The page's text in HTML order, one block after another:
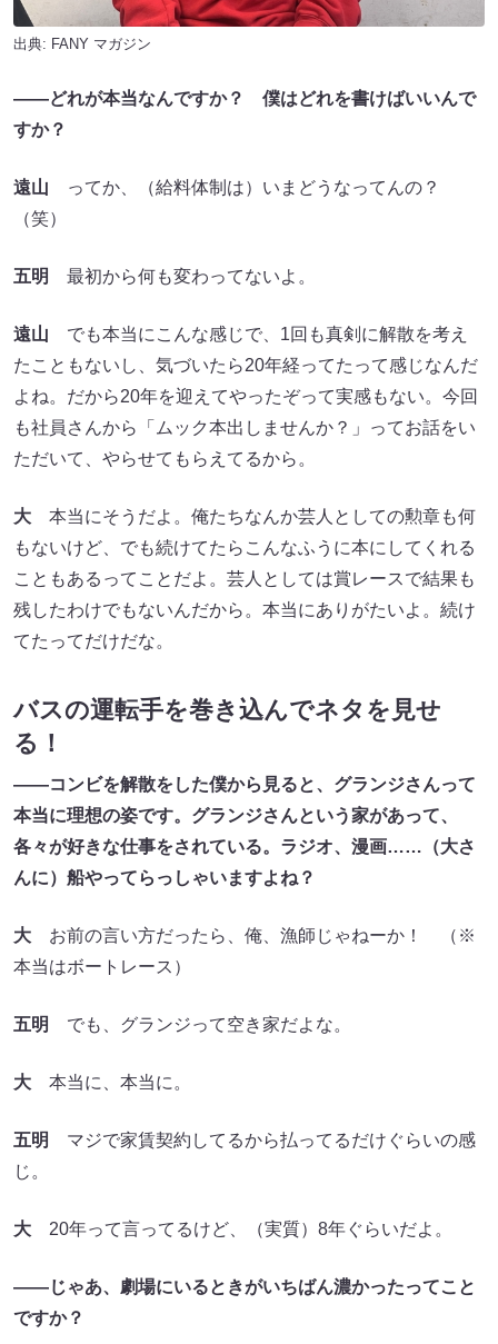
出典: FANY マガジン
――どれが本当なんですか？ 僕はどれを書けばいいんで
すか？
遠山 ってか、（給料体制は）いまどうなってんの？
（笑）
五明 最初から何も変わってないよ。
遠山 でも本当にこんな感じで、1回も真剣に解散を考え
たこともないし、気づいたら20年経ってたって感じなんだ
よね。だから20年を迎えてやったぞって実感もない。今回
も社員さんから「ムック本出しませんか？」ってお話をい
ただいて、やらせてもらえてるから。
大 本当にそうだよ。俺たちなんか芸人としての勲章も何
もないけど、でも続けてたらこんなふうに本にしてくれる
こともあるってことだよ。芸人としては賞レースで結果も
残したわけでもないんだから。本当にありがたいよ。続け
てたってだけだな。
バスの運転手を巻き込んでネタを見せ
る！
――コンビを解散をした僕から見ると、グランジさんって
本当に理想の姿です。グランジさんという家があって、
各々が好きな仕事をされている。ラジオ、漫画……（大さ
んに）船やってらっしゃいますよね？
大 お前の言い方だったら、俺、漁師じゃねーか！ （※
本当はボートレース）
五明 でも、グランジって空き家だよな。
大 本当に、本当に。
五明
マジで家賃契約してるから払ってるだけぐらいの感
じ。
大 20年って言ってるけど、（実質）8年ぐらいだよ。
――じゃあ、劇場にいるときがいちばん濃かったってこと
ですか？